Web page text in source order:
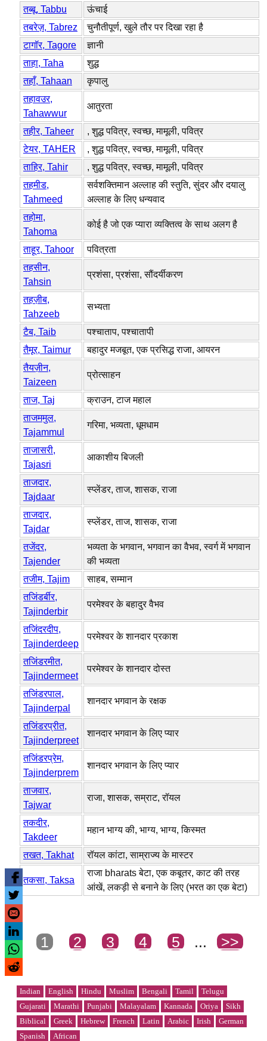
तब्बू, Tabbu
ऊंचाई
तबरेज़, Tabrez
चुनौतीपूर्ण, खुले तौर पर दिखा रहा है
टागॉर, Tagore
ज्ञानी
ताहा, Taha
शुद्ध
तहाँ, Tahaan
कृपालु
तहावउर,
Tahawwur
आतुरता
तहीर, Taheer
, शुद्ध पवित्र, स्वच्छ, मामूली, पवित्र
टेयर, TAHER
, शुद्ध पवित्र, स्वच्छ, मामूली, पवित्र
ताहिर, Tahir
, शुद्ध पवित्र, स्वच्छ, मामूली, पवित्र
तहमीड,
Tahmeed
सर्वशक्तिमान अल्लाह की स्तुति, सुंदर और दयालु
अल्लाह के लिए धन्यवाद
तहोमा,
Tahoma
कोई है जो एक प्यारा व्यक्तित्व के साथ अलग है
ताहूर, Tahoor
पवित्रता
तहसीन,
Tahsin
प्रशंसा, प्रशंसा, सौंदर्यीकरण
तहज़ीब,
Tahzeeb
सभ्यता
टैब, Taib
पश्चाताप, पश्चातापी
तैमूर, Taimur
बहादुर मजबूत, एक प्रसिद्ध राजा, आयरन
तैयज़ीन,
Taizeen
प्रोत्साहन
ताज, Taj
क्राउन, टाज महाल
ताजममुल,
Tajammul
गरिमा, भव्यता, धूमधाम
ताजासरी,
Tajasri
आकाशीय बिजली
ताजदार,
Tajdaar
स्प्लेंडर, ताज, शासक, राजा
ताजदार,
Tajdar
स्प्लेंडर, ताज, शासक, राजा
तजेंदर,
Tajender
भव्यता के भगवान, भगवान का वैभव, स्वर्ग में भगवान
की भव्यता
तजीम, Tajim
साहब, सम्मान
तजिंडर्बीर,
Tajinderbir
परमेश्वर के बहादुर वैभव
तजिंदरदीप,
Tajinderdeep
परमेश्वर के शानदार प्रकाश
तजिंडरमीत,
Tajindermeet
परमेश्वर के शानदार दोस्त
तजिंडरपाल,
Tajinderpal
शानदार भगवान के रक्षक
तजिंडरप्रीत,
Tajinderpreet
शानदार भगवान के लिए प्यार
तजिंडरप्रेम,
Tajinderprem
शानदार भगवान के लिए प्यार
ताजवार,
Tajwar
राजा, शासक, सम्राट, रॉयल
तकदीर,
Takdeer
महान भाग्य की, भाग्य, भाग्य, किस्मत
तखत, Takhat रॉयल कांटा, साम्राज्य के मास्टर
तकसा, Taksa
राजा bharats बेटा, एक कबूतर, काट की तरह
आंखें, लकड़ी से बनाने के लिए (भरत का एक बेटा)
1 2 3 4 5 ... >>
Indian English Hindu Muslim Bengali Tamil
Telugu
Gujarati
Marathi Punjabi Malayalam Kannada Oriya
Sikh
Biblical
Greek Hebrew French Latin Arabic Irish
German
Spanish
African